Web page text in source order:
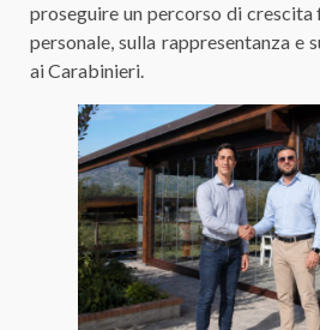
proseguire un percorso di
personale, sulla rappresentanza e
ai Carabinieri.